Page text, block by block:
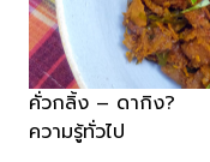
คั่วกลิ้ง – ดากิง?
ความรู้ทั่วไป